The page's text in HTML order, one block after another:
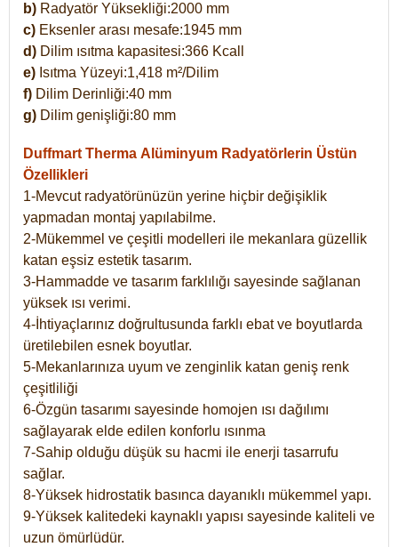
b) Radyatör Yüksekliği:2000 mm
c) Eksenler arası mesafe:1945 mm
d) Dilim ısıtma kapasitesi:366 Kcall
e) Isıtma Yüzeyi:1,418 m²/Dilim
f) Dilim Derinliği:40 mm
g) Dilim genişliği:80 mm
Duffmart Therma Alüminyum Radyatörlerin Üstün
Özellikleri
1-Mevcut radyatörünüzün yerine hiçbir değişiklik
yapmadan montaj yapılabilme.
2-Mükemmel ve çeşitli modelleri ile mekanlara güzellik
katan eşsiz estetik tasarım.
3-Hammadde ve tasarım farklılığı sayesinde sağlanan
yüksek ısı verimi.
4-İhtiyaçlarınız doğrultusunda farklı ebat ve boyutlarda
üretilebilen esnek boyutlar.
5-Mekanlarınıza uyum ve zenginlik katan geniş renk
çeşitliliği
6-Özgün tasarımı sayesinde homojen ısı dağılımı
sağlayarak elde edilen konforlu ısınma
7-Sahip olduğu düşük su hacmi ile enerji tasarrufu
sağlar.
8-Yüksek hidrostatik basınca dayanıklı mükemmel yapı.
9-Yüksek kalitedeki kaynaklı yapısı sayesinde kaliteli ve
uzun ömürlüdür.